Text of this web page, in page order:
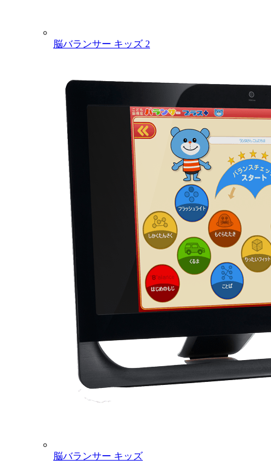
脳バランサー キッズ 2
脳バランサー キッズ